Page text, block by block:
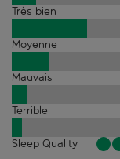
Très bien
Moyenne
Mauvais
Terrible
Sleep Quality